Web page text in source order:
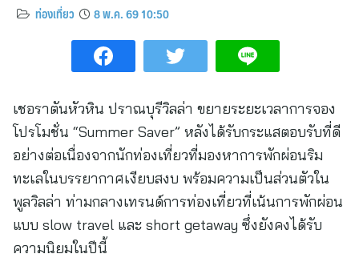
ท่องเที่ยว 8 พ.ค. 69 10:50
เชอราตันหัวหิน ปราณบุรีวิลล่า ขยายระยะเวลาการจอง
โปรโมชั่น “Summer Saver” หลังได้รับกระแสตอบรับที่ดี
อย่างต่อเนื่องจากนักท่องเที่ยวที่มองหาการพักผ่อนริม
ทะเลในบรรยากาศเงียบสงบ พร้อมความเป็นส่วนตัวใน
พูลวิลล่า ท่ามกลางเทรนด์การท่องเที่ยวที่เน้นการพักผ่อน
แบบ slow travel และ short getaway ซึ่งยังคงได้รับ
ความนิยมในปีนี้